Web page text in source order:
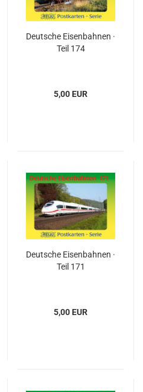
Deutsche Eisenbahnen ·
Teil 174
5,00 EUR
Deutsche Eisenbahnen ·
Teil 171
5,00 EUR